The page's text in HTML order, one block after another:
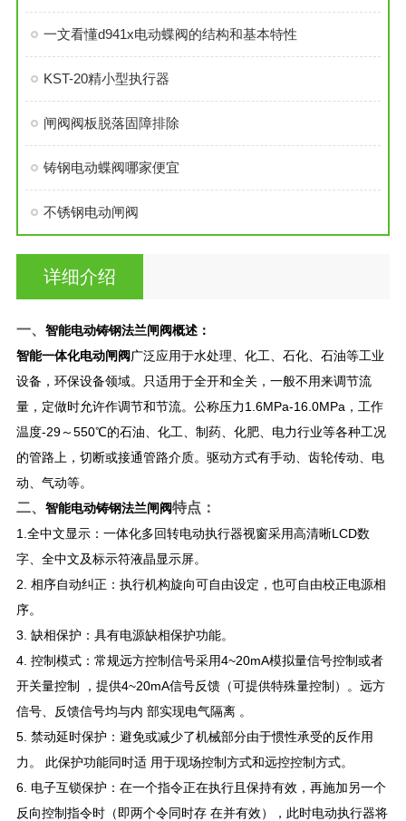
一文看懂d941x电动蝶阀的结构和基本特性
KST-20精小型执行器
闸阀阀板脱落固障排除
铸钢电动蝶阀哪家便宜
不锈钢电动闸阀
详细介绍
一、 智能电动铸钢法兰闸阀概述：
智能一体化电动闸阀广泛应用于水处理、化工、石化、石油等工业
设备，环保设备领域。只适用于全开和全关，一般不用来调节流
量，定做时允许作调节和节流。公称压力1.6MPa-16.0MPa，工作
温度-29～550℃的石油、化工、制药、化肥、电力行业等各种工况
的管路上，切断或接通管路介质。驱动方式有手动、齿轮传动、电
动、气动等。
二、 智能电动铸钢法兰闸阀特点：
1.全中文显示：一体化多回转电动执行器视窗采用高清晰LCD数
字、全中文及标示符液晶显示屏。
2. 相序自动纠正：执行机构旋向可自由设定，也可自由校正电源相
序。
3. 缺相保护：具有电源缺相保护功能。
4. 控制模式：常规远方控制信号采用4~20mA模拟量信号控制或者
开关量控制 ，提供4~20mA信号反馈（可提供特殊量控制）。远方
信号、反馈信号均与内 部实现电气隔离 。
5. 禁动延时保护：避免或减少了机械部分由于惯性承受的反作用
力。 此保护功能同时适 用于现场控制方式和远控控制方式。
6. 电子互锁保护：在一个指令正在执行且保持有效，再施加另一个
反向控制指令时（即两个令同时存 在并有效），此时电动执行器将